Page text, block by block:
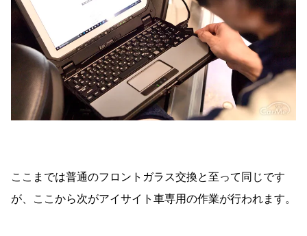
ここまでは普通のフロントガラス交換と至って同じです
が、ここから次がアイサイト車専用の作業が行われます。